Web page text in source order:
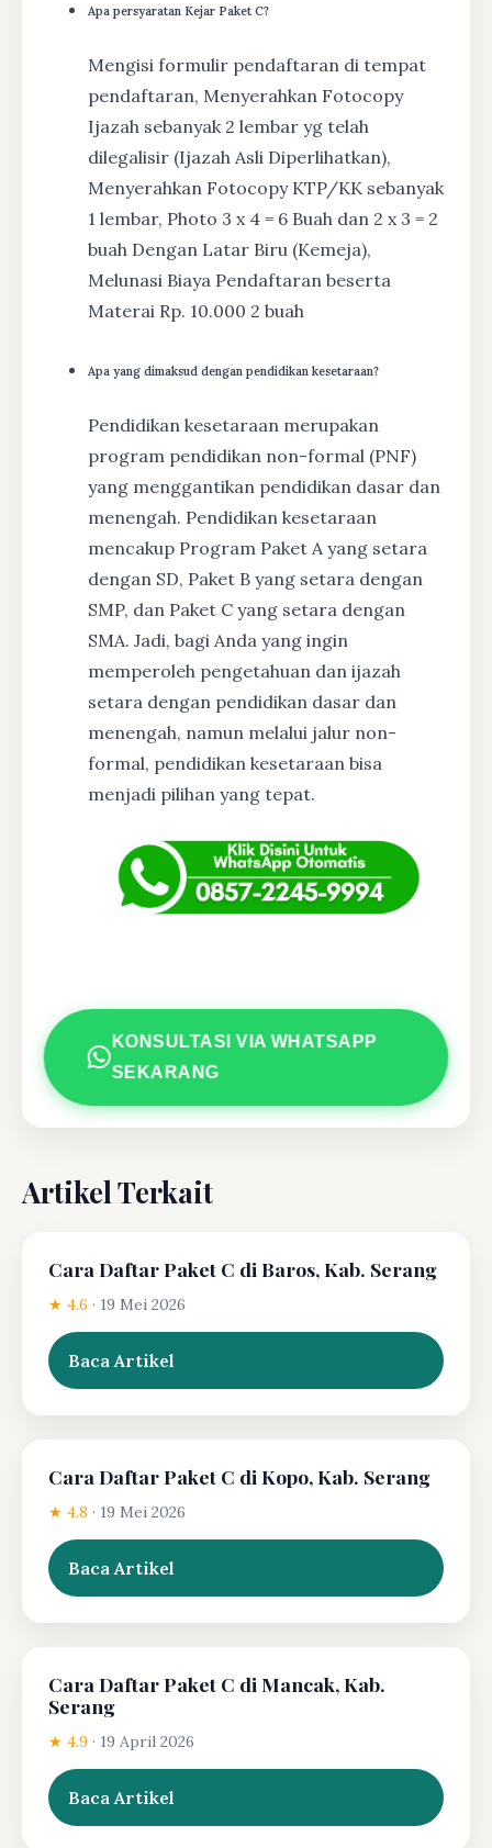
Apa persyaratan Kejar Paket C?
Mengisi formulir pendaftaran di tempat
pendaftaran, Menyerahkan Fotocopy
Ijazah sebanyak 2 lembar yg telah
dilegalisir (Ijazah Asli Diperlihatkan),
Menyerahkan Fotocopy KTP/KK sebanyak
1 lembar, Photo 3 x 4 = 6 Buah dan 2 x 3 = 2
buah Dengan Latar Biru (Kemeja),
Melunasi Biaya Pendaftaran beserta
Materai Rp. 10.000 2 buah
Apa yang dimaksud dengan pendidikan kesetaraan?
Pendidikan kesetaraan merupakan
program pendidikan non-formal (PNF)
yang menggantikan pendidikan dasar dan
menengah. Pendidikan kesetaraan
mencakup Program Paket A yang setara
dengan SD, Paket B yang setara dengan
SMP, dan Paket C yang setara dengan
SMA. Jadi, bagi Anda yang ingin
memperoleh pengetahuan dan ijazah
setara dengan pendidikan dasar dan
menengah, namun melalui jalur non-
formal, pendidikan kesetaraan bisa
menjadi pilihan yang tepat.
KONSULTASI VIA WHATSAPP
SEKARANG
Artikel Terkait
Cara Daftar Paket C di Baros, Kab. Serang
★ 4.6 · 19 Mei 2026
Baca Artikel
Cara Daftar Paket C di Kopo, Kab. Serang
★ 4.8 · 19 Mei 2026
Baca Artikel
Cara Daftar Paket C di Mancak, Kab.
Serang
★ 4.9 · 19 April 2026
Baca Artikel